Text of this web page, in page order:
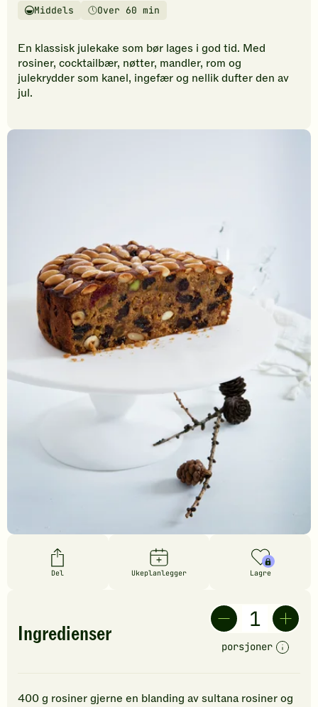
vurderinger.
den
første
til
å
Vanskelighetsgrad
Middels
TilberedningstidOver 60 min
En klassisk julekake som bør lages i god tid. Med
rosiner, cocktailbær, nøtter, mandler, rom og
julekrydder som kanel, ingefær og nellik dufter den av
jul.
Del Ukeplanlegger Lagre
Ingredienser porsjoner
400g rosinergjerne en blanding av sultana rosiner og